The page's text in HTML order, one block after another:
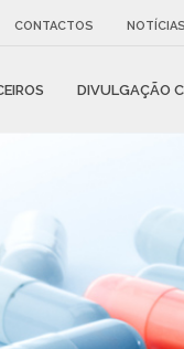
CONTACTOS NOTÍCIAS
DIVULGAÇÃO